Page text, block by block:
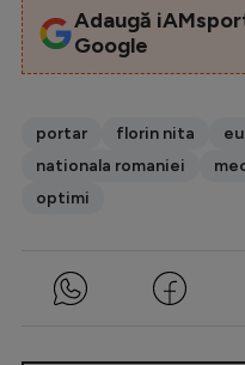
Adaugă
Google
portar florin nita
nationala romaniei
optimi